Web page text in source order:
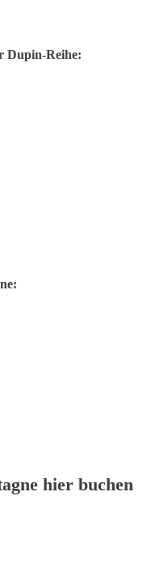
Dupin-Reihe:
hier buchen